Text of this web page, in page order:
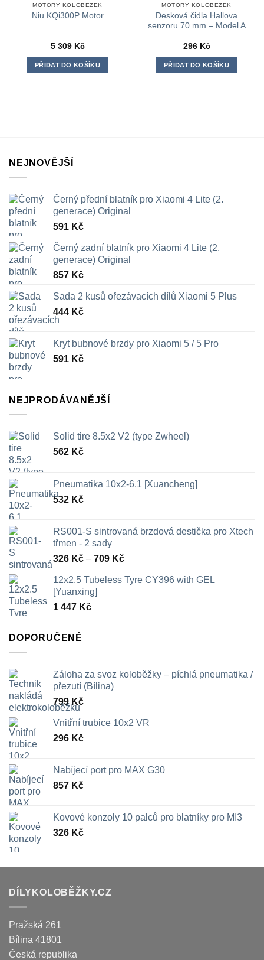
MOTORY KOLOBĚŽEK
Niu KQi300P Motor
5 309 Kč
PŘIDAT DO KOŠÍKU
MOTORY KOLOBĚŽEK
Desková čidla Hallova
senzoru 70 mm – Model A
296 Kč
PŘIDAT DO KOŠÍKU
NEJNOVĚJŠÍ
Černý přední blatník pro Xiaomi 4 Lite (2.
generace) Original
591 Kč
Černý zadní blatník pro Xiaomi 4 Lite (2.
generace) Original
857 Kč
Sada 2 kusů ořezávacích dílů Xiaomi 5 Plus
444 Kč
Kryt bubnové brzdy pro Xiaomi 5 / 5 Pro
591 Kč
NEJPRODÁVANĚJŠÍ
Solid tire 8.5x2 V2 (type Zwheel)
562 Kč
Pneumatika 10x2-6.1 [Xuancheng]
532 Kč
RS001-S sintrovaná brzdová destička pro Xtech
třmen - 2 sady
326 Kč – 709 KčRozpětí
326 Kč
12x2.5 Tubeless Tyre CY396 with GEL
[Yuanxing]
1 447 Kč
DOPORUČENÉ
Záloha za svoz koloběžky – píchlá pneumatika /
přezutí (Bílina)
799Kč
Vnitřní trubice 10x2 VR
296 Kč
Nabíjecí port pro MAX G30
857 Kč
Kovové konzoly 10 palců pro blatníky pro MI3
326 Kč
DÍLYKOLOBĚŽKY.CZ
Pražská 261
Bílina 41801
Česká republika